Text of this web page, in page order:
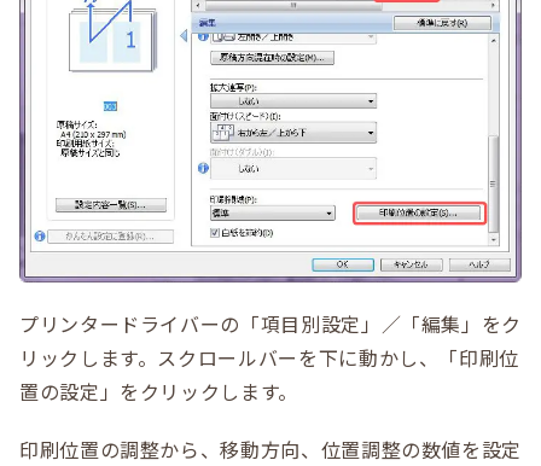
プリンタードライバーの「項目別設定」／「編集」をク
リックします。スクロールバーを下に動かし、「印刷位
置の設定」をクリックします。
印刷位置の調整から、移動方向、位置調整の数値を設定